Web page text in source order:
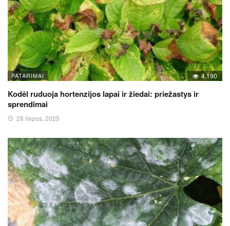
PATARIMAI 4,190
Kodėl ruduoja hortenzijos lapai ir žiedai: priežastys ir
sprendimai
28 liepos, 2025